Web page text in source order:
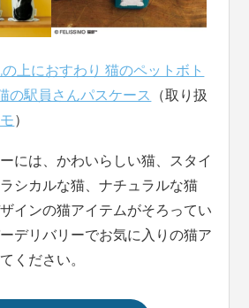
の上におすわり 猫のペットボト
の駅員さんパスケース
（取り扱
）
には、かわいらしい猫、スタイ
シカルな猫、ナチュラルな猫
インの猫アイテムがそろってい
デリバリーでお気に入りの猫ア
ください。